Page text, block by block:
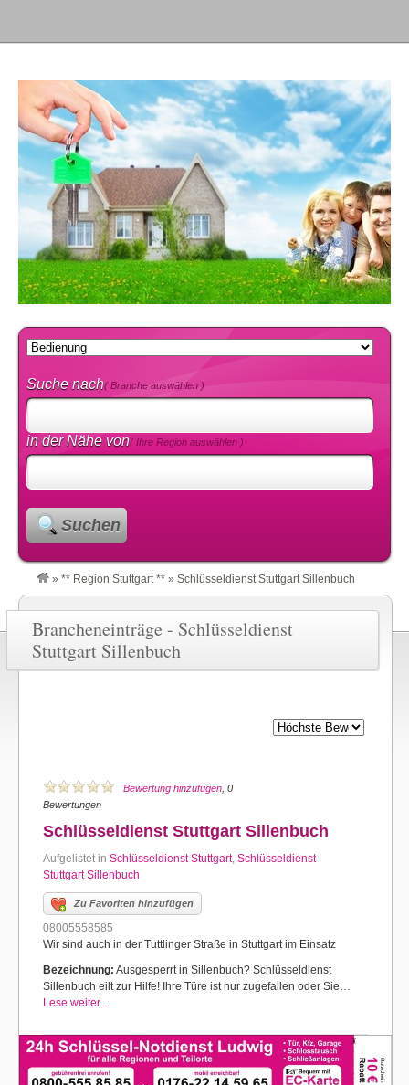
Suche nach( Branche auswählen )
in der Nähe von( Ihre Region auswählen )
Suchen
» ** Region Stuttgart ** » Schlüsseldienst Stuttgart Sillenbuch
Brancheneinträge - Schlüsseldienst
Stuttgart Sillenbuch
Bewertung hinzufügen , 0
Bewertungen
Schlüsseldienst Stuttgart Sillenbuch
Aufgelistet in Schlüsseldienst Stuttgart, Schlüsseldienst
Stuttgart Sillenbuch
Zu Favoriten hinzufügen
08005558585
Wir sind auch in der Tuttlinger Straße in Stuttgart im Einsatz
Bezeichnung: Ausgesperrt in Sillenbuch? Schlüsseldienst
Sillenbuch eilt zur Hilfe! Ihre Türe ist nur zugefallen oder Sie…
Lese weiter...